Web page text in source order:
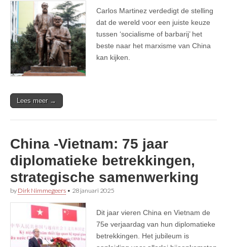
Carlos Martinez verdedigt de stelling
dat de wereld voor een juiste keuze
tussen ‘socialisme of barbarij’ het
beste naar het marxisme van China
kan kijken.
Lees meer →
China -Vietnam: 75 jaar
diplomatieke betrekkingen,
strategische samenwerking
by Dirk Nimmegeers • 28 januari 2025
Dit jaar vieren China en Vietnam de
75e verjaardag van hun diplomatieke
betrekkingen. Het jubileum is